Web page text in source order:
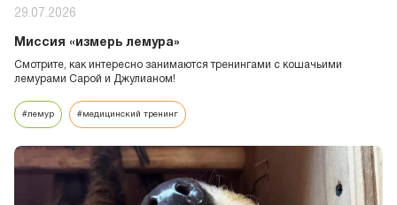
29.07.2026
Миссия «измерь лемура»
Смотрите, как интересно занимаются тренингами с кошачьими
лемурами Сарой и Джулианом!
#лемур #медицинский тренинг